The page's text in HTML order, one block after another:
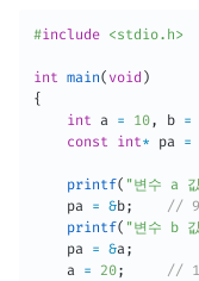
#include <stdio.h>
int main( void )
{
int a = 10, b =
const
int* pa =
printf( "변수 a
	pa
= &b;
// 9
printf( "변수 b
	pa
= &a ;
	a
= 20;
//